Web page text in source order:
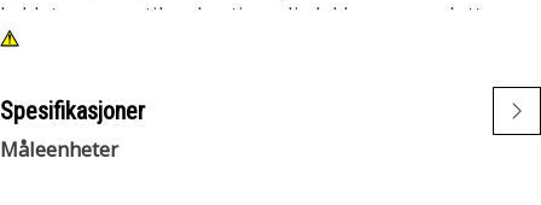
koblet sammen til en kontinuerlig løkke som omslutter
understellsrammen. Belteplatene, som er festet til
forhindrer glidning.
Egenskaper:
Spesifikasjoner
Måleenheter